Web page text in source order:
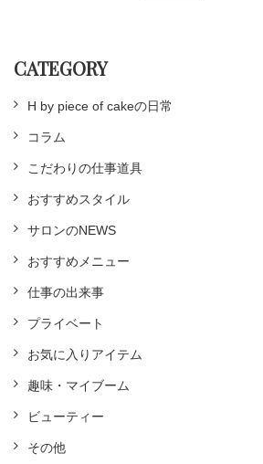
CATEGORY
H by piece of cakeの日常
コラム
こだわりの仕事道具
おすすめスタイル
サロンのNEWS
おすすめメニュー
仕事の出来事
プライベート
お気に入りアイテム
趣味・マイブーム
ビューティー
その他